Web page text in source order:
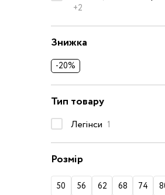
Одяг
Шапки,
50-68
+2
Знижка
-20%
Тип товару
Легінси 1
Розмір
50 56 62 68 74